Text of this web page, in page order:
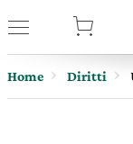
Home Diritti